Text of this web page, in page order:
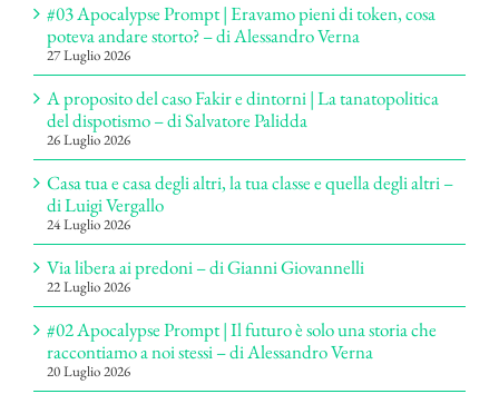
#03 Apocalypse Prompt | Eravamo pieni di token, cosa
poteva andare storto? – di Alessandro Verna
27 Luglio 2026
A proposito del caso Fakir e dintorni | La tanatopolitica
del dispotismo – di Salvatore Palidda
26 Luglio 2026
Casa tua e casa degli altri, la tua classe e quella degli altri –
di Luigi Vergallo
24 Luglio 2026
Via libera ai predoni – di Gianni Giovannelli
22 Luglio 2026
#02 Apocalypse Prompt | Il futuro è solo una storia che
raccontiamo a noi stessi – di Alessandro Verna
20 Luglio 2026